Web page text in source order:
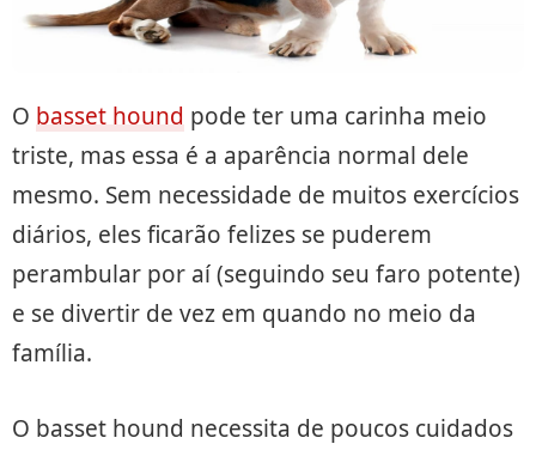
O basset hound pode ter uma carinha meio
triste, mas essa é a aparência normal dele
mesmo. Sem necessidade de muitos exercícios
diários, eles ficarão felizes se puderem
perambular por aí (seguindo seu faro potente)
e se divertir de vez em quando no meio da
família.
O basset hound necessita de poucos cuidados